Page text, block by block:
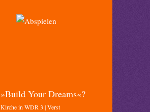
»Build Your Dreams«?
Kirche in WDR 3 | Verst